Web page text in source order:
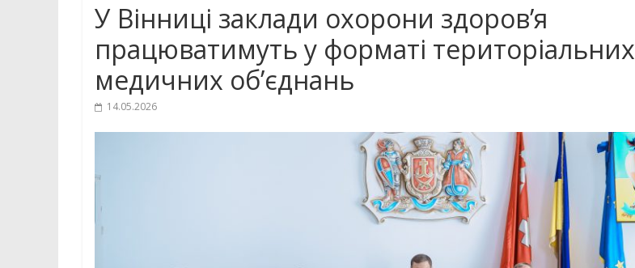
У Вінниці заклади охорони здоров’я
працюватимуть у форматі територіальних
медичних об’єднань
14.05.2026